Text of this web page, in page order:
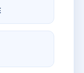
1ere armee